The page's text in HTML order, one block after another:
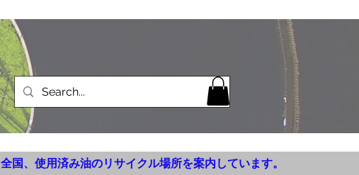
全国、使用済み油のリサイクル場所を案内しています。